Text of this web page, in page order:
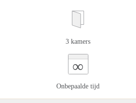
3 kamers
∞
Onbepaalde tijd